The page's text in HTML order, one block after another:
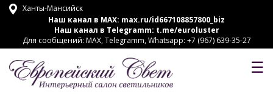
Ханты-Мансийск
Наш канал в MAX: max.ru/id667108857800_biz
Наш канал в Telegramm: t.me/euroluster
Для сообщений: MAX, Telegramm, Whatsapp: +7 (967) 639-35-27
☰